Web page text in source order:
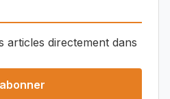
articles directement dans